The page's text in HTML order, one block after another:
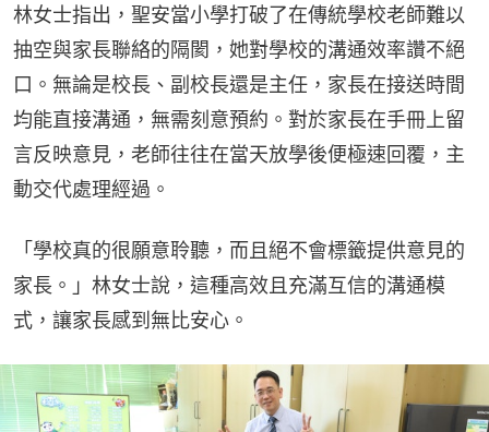
林女士指出，聖安當小學打破了在傳統學校老師難以
抽空與家長聯絡的隔閡，她對學校的溝通效率讚不絕
口。無論是校長、副校長還是主任，家長在接送時間
均能直接溝通，無需刻意預約。對於家長在手冊上留
言反映意見，老師往往在當天放學後便極速回覆，主
動交代處理經過。
「學校真的很願意聆聽，而且絕不會標籤提供意見的
家長。」林女士說，這種高效且充滿互信的溝通模
式，讓家長感到無比安心。